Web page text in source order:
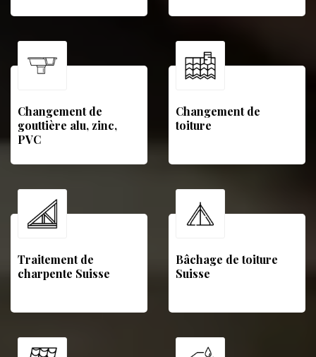
Changement de
gouttière alu, zinc,
PVC
Changement de
toiture
Traitement de
charpente Suisse
Bâchage de toiture
Suisse